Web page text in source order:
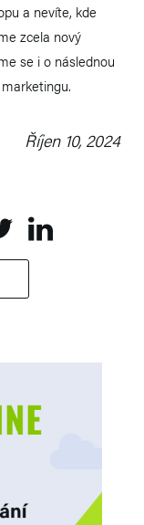
a nevíte, kde
zcela nový
se i o následnou
Říjen 10, 2024